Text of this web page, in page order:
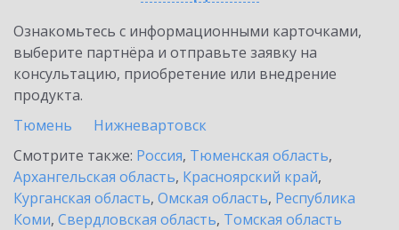
Ознакомьтесь с информационными карточками,
выберите партнёра и отправьте заявку на
консультацию, приобретение или внедрение
продукта.
Тюмень
Нижневартовск
Смотрите также: Россия, Тюменская область,
Архангельская область, Красноярский край,
Курганская область, Омская область, Республика
Коми, Свердловская область, Томская область